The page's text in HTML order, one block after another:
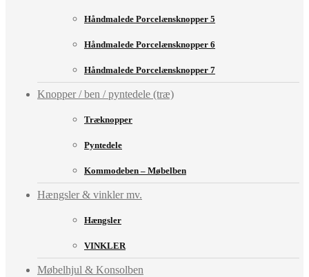
Håndmalede Porcelænsknopper 5
Håndmalede Porcelænsknopper 6
Håndmalede Porcelænsknopper 7
Knopper / ben / pyntedele (træ)
Træknopper
Pyntedele
Kommodeben – Møbelben
Hængsler & vinkler mv.
Hængsler
VINKLER
Møbelhjul & Konsolben